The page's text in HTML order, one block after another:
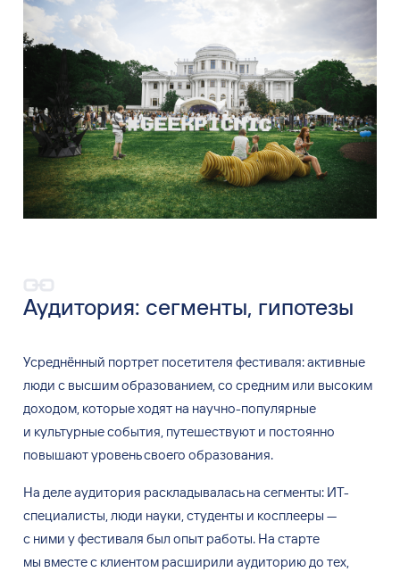
Аудитория: сегменты, гипотезы
Усреднённый портрет посетителя фестиваля: активные
люди с высшим образованием, со средним или высоким
доходом, которые ходят на научно-популярные
и культурные события, путешествуют и постоянно
повышают уровень своего образования.
На деле аудитория раскладывалась на сегменты: ИТ-
специалисты, люди науки, студенты и косплееры —
с ними уфестиваля был опыт работы. На старте
мы вместе с клиентом расширили аудиторию до тех,